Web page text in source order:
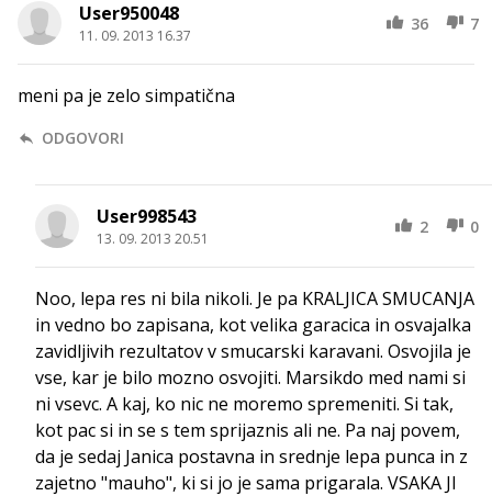
User950048
11. 09. 2013 16.37
36 7
meni pa je zelo simpatična
ODGOVORI
User998543
13. 09. 2013 20.51
2 0
Noo, lepa res ni bila nikoli. Je pa KRALJICA SMUCANJA
in vedno bo zapisana, kot velika garacica in osvajalka
zavidljivih rezultatov v smucarski karavani. Osvojila je
vse, kar je bilo mozno osvojiti. Marsikdo med nami si
ni vsevc. A kaj, ko nic ne moremo spremeniti. Si tak,
kot pac si in se s tem sprijaznis ali ne. Pa naj povem,
da je sedaj Janica postavna in srednje lepa punca in z
zajetno "mauho", ki si jo je sama prigarala. VSAKA JI